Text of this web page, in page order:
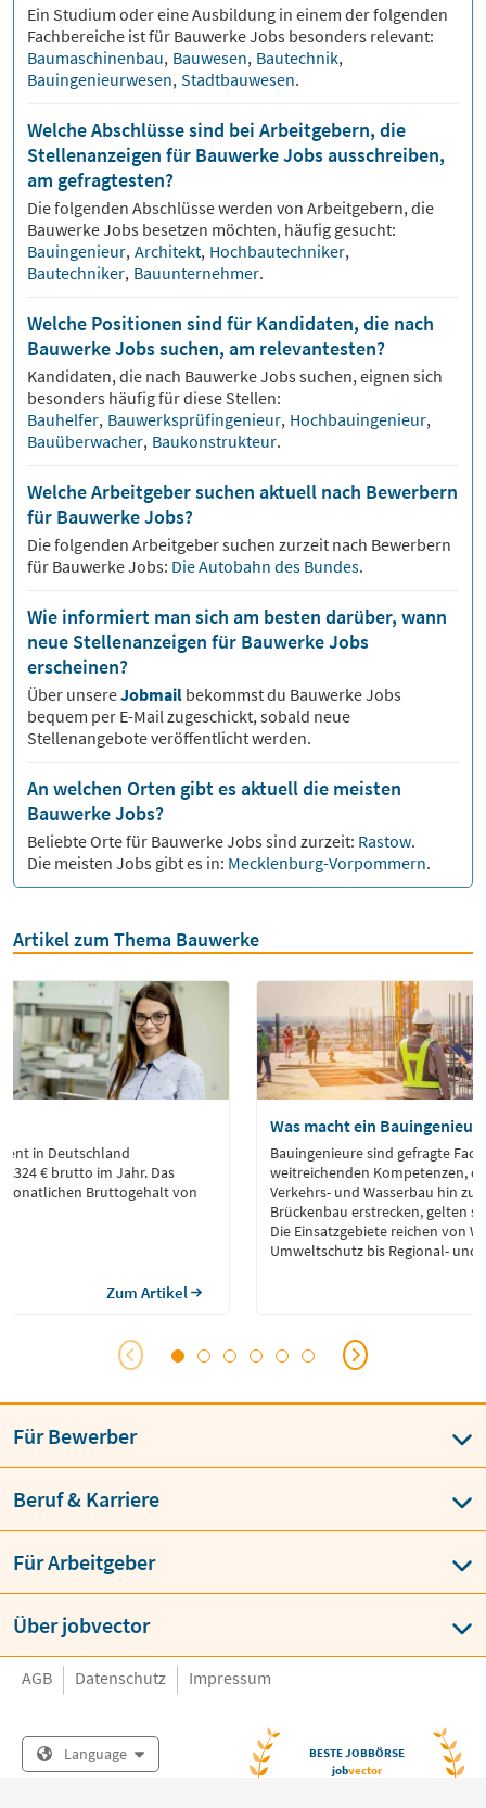
Ein Studium oder eine Ausbildung in einem der folgenden
Fachbereiche ist für BauwerkeJobs besonders relevant:
Baumaschinenbau, Bauwesen, Bautechnik,
Bauingenieurwesen, Stadtbauwesen.
Welche Abschlüsse sind bei Arbeitgebern, die
Stellenanzeigen für Bauwerke Jobs ausschreiben,
am gefragtesten?
Die folgenden Abschlüsse werden von Arbeitgebern, die
BauwerkeJobs besetzen möchten, häufig gesucht:
Bauingenieur, Architekt, Hochbautechniker,
Bautechniker, Bauunternehmer.
Welche Positionen sind für Kandidaten, die nach
Bauwerke Jobs suchen, am relevantesten?
Kandidaten, die nach BauwerkeJobs suchen, eignen sich
besonders häufig für diese Stellen:
Bauhelfer, Bauwerksprüfingenieur, Hochbauingenieur,
Bauüberwacher, Baukonstrukteur.
Welche Arbeitgeber suchen aktuell nach Bewerbern
für Bauwerke Jobs?
Die folgenden Arbeitgeber suchen zurzeit nach Bewerbern
für BauwerkeJobs: Die Autobahn des Bundes.
Wie informiert man sich am besten darüber, wann
neue Stellenanzeigen für Bauwerke Jobs
erscheinen?
Über unsereJobmail bekommst du BauwerkeJobs
bequem per E-Mail zugeschickt, sobald neue
Stellenangebote veröffentlicht werden.
An welchen Orten gibt es aktuell die meisten
Bauwerke Jobs?
Beliebte Orte für BauwerkeJobs sind zurzeit: Rastow.
Die meisten Jobs gibt es in: Mecklenburg-Vorpommern.
Artikel zum Thema Bauwerke
in Deutschland
€ brutto im Jahr. Das
Bruttogehalt von
Zum Artikel
Was macht ein Bauingenieur?
Bauingenieure sind gefragte
weitreichenden Kompetenzen,
Verkehrs- und Wasserbau hin
Brückenbau erstrecken, gelten
Die Einsatzgebiete reichen von
Umweltschutz bis Regional- und
Für Bewerber
Beruf & Karriere
Für Arbeitgeber
Über jobvector
AGB Datenschutz Impressum
Language
BESTE JOBBÖRSE
jobvector